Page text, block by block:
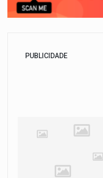
PUBLICIDADE